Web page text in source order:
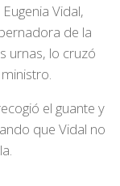
Vidal,
de la
urnas, lo cruzó
el guante y
que Vidal no